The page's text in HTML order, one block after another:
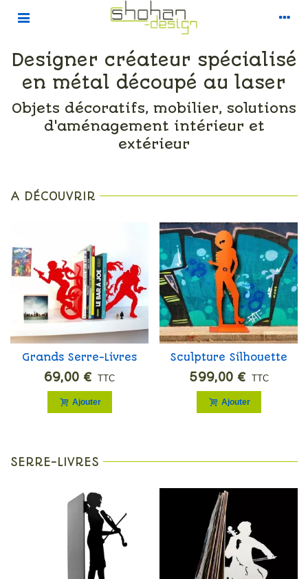
Designer créateur spécialisé
en métal découpé au laser
Objets décoratifs, mobilier, solutions
d'aménagement intérieur et
extérieur
A DÉCOUVRIR
Grands Serre-Livres
SF Vintage
69,00 € TTC
Ajouter
Sculpture Silhouette
Betty D
599,00 € TTC
Ajouter
SERRE-LIVRES